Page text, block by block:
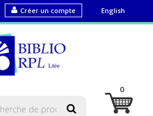
English
Créer un compte
0